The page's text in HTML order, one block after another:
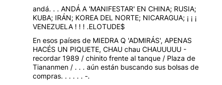
andá. . . ANDÁ A 'MANIFESTAR' EN CHINA; RUSIA;
KUBA; IRÁN; KOREA DEL NORTE; NICARAGUA; ¡ ¡ ¡
VENEZUELA ! ! ! .ELOTUDE$
En esos países de MIEDRA Q 'ADMIRÁS', APENAS
HACÉS UN PIQUETE, CHAU chau CHAUUUUU -
recordar 1989 / chinito frente al tanque / Plaza de
Tiananmen / . . . aún están buscando sus bolsas de
compras. . . . . . -.